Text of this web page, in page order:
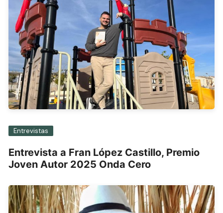
Entrevistas
Entrevista a Fran López Castillo, Premio
Joven Autor 2025 Onda Cero